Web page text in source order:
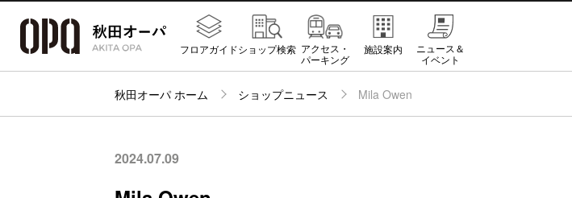
フロアガイドショップ検索 アクセス・
パーキング
施設案内
ニュース＆
イベント
秋田オーパ ホーム ショップニュース Mila Owen
2024.07.09